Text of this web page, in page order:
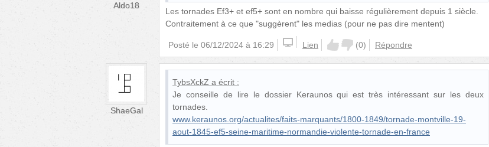
Aldo18
Les tornades Ef3+ et ef5+ sont en nombre qui baisse régulièrement depuis 1 siècle.
Contraitement à ce que "suggèrent" les medias (pour ne pas dire mentent)
Posté le 06/12/2024 à 16:29 Lien (0) Répondre
ShaeGal
TybsXckZ a écrit :
Je conseille de lire le dossier Keraunos qui est très intéressant sur les deux
tornades.
www.keraunos.org/actualites/faits-marquants/1800-1849/tornade-montville-19-
aout-1845-ef5-seine-maritime-normandie-violente-tornade-en-france